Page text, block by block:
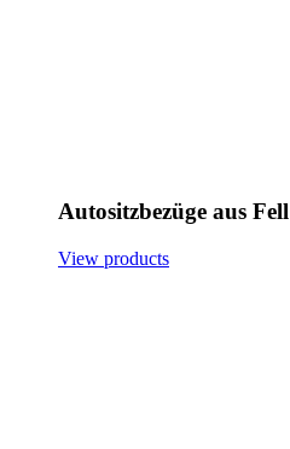
Autositzbezüge aus Fell
View products